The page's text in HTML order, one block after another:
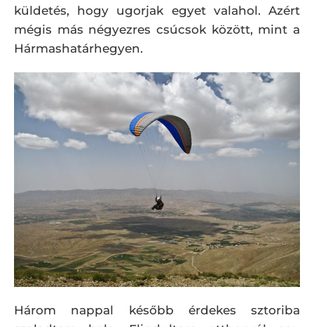
küldetés, hogy ugorjak egyet valahol. Azért
mégis más négyezres csúcsok között, mint a
Hármashatárhegyen.
Három nappal később érdekes sztoriba